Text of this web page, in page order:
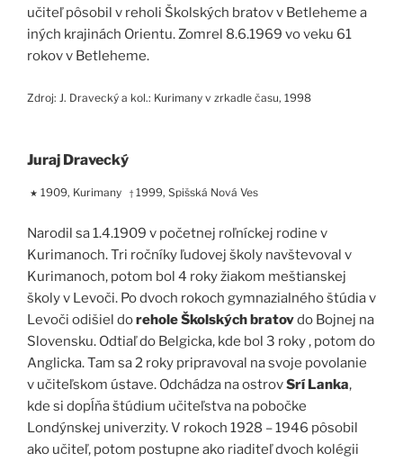
učiteľ pôsobil v reholi Školských bratov v Betleheme a
iných krajinách Orientu. Zomrel 8.6.1969 vo veku 61
rokov v Betleheme.
Zdroj: J. Dravecký a kol.: Kurimany v zrkadle času, 1998
Juraj Dravecký
★ 1909, Kurimany †1999, Spišská Nová Ves
Narodil sa 1.4.1909 v početnej roľníckej rodine v
Kurimanoch. Tri ročníky ľudovej školy navštevoval v
Kurimanoch, potom bol 4 roky žiakom meštianskej
školy v Levoči. Po dvoch rokoch gymnazialného štúdia v
Levoči odišiel dorehole Školských bratovdo Bojnej na
Slovensku. Odtiaľ do Belgicka, kde bol 3 roky , potom do
Anglicka. Tam sa 2 roky pripravoval na svoje povolanie
v učiteľskom ústave. Odchádza na ostrovSrí Lanka,
kde si dopĺňa štúdium učiteľstva na pobočke
Londýnskej univerzity. V rokoch 1928 – 1946 pôsobil
ako učiteľ, potom postupne ako riaditeľ dvoch kolégii